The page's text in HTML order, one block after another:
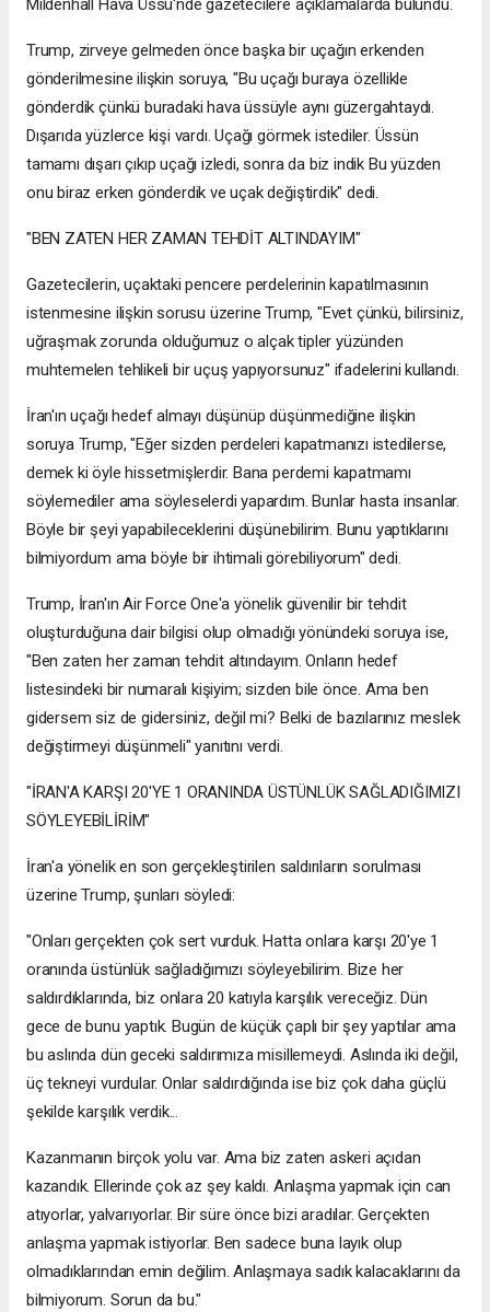
Mildenhall Hava Üssü'nde gazetecilere açıklamalarda bulundu.
Trump, zirveye gelmeden önce başka bir uçağın erkenden
gönderilmesine ilişkin soruya, "Bu uçağı buraya özellikle
gönderdik çünkü buradaki hava üssüyle aynı güzergahtaydı.
Dışarıda yüzlerce kişi vardı. Uçağı görmek istediler. Üssün
tamamı dışarı çıkıp uçağı izledi, sonra da biz indik Bu yüzden
onu biraz erken gönderdik ve uçak değiştirdik" dedi.
"BEN ZATEN HER ZAMAN TEHDİT ALTINDAYIM"
Gazetecilerin, uçaktaki pencere perdelerinin kapatılmasının
istenmesine ilişkin sorusu üzerine Trump, "Evet çünkü, bilirsiniz,
uğraşmak zorunda olduğumuz o alçak tipler yüzünden
muhtemelen tehlikeli bir uçuş yapıyorsunuz" ifadelerini kullandı.
İran'ın uçağı hedef almayı düşünüp düşünmediğine ilişkin
soruya Trump, "Eğer sizden perdeleri kapatmanızı istedilerse,
demek ki öyle hissetmişlerdir. Bana perdemi kapatmamı
söylemediler ama söyleselerdi yapardım. Bunlar hasta insanlar.
Böyle bir şeyi yapabileceklerini düşünebilirim. Bunu yaptıklarını
bilmiyordum ama böyle bir ihtimali görebiliyorum" dedi.
Trump, İran'ın Air Force One'a yönelik güvenilir bir tehdit
oluşturduğuna dair bilgisi olup olmadığı yönündeki soruya ise,
"Ben zaten her zaman tehdit altındayım. Onların hedef
listesindeki bir numaralı kişiyim; sizden bile önce. Ama ben
gidersem siz de gidersiniz, değil mi? Belki de bazılarınız meslek
değiştirmeyi düşünmeli" yanıtını verdi.
"İRAN'A KARŞI 20'YE 1 ORANINDA ÜSTÜNLÜK SAĞLADIĞIMIZI
SÖYLEYEBİLİRİM"
İran'a yönelik en son gerçekleştirilen saldırıların sorulması
üzerine Trump, şunları söyledi:
"Onları gerçekten çok sert vurduk. Hatta onlara karşı 20'ye 1
oranında üstünlük sağladığımızı söyleyebilirim. Bize her
saldırdıklarında, biz onlara 20 katıyla karşılık vereceğiz. Dün
gece de bunu yaptık. Bugün de küçük çaplı bir şey yaptılar ama
bu aslında dün geceki saldırımıza misillemeydi. Aslında iki değil,
üç tekneyi vurdular. Onlar saldırdığında ise biz çok daha güçlü
şekilde karşılık verdik...
Kazanmanın birçok yolu var. Ama biz zaten askeri açıdan
kazandık. Ellerinde çok az şey kaldı. Anlaşma yapmak için can
atıyorlar, yalvarıyorlar. Bir süre önce bizi aradılar. Gerçekten
anlaşma yapmak istiyorlar. Ben sadece buna layık olup
olmadıklarından emin değilim. Anlaşmaya sadık kalacaklarını da
bilmiyorum. Sorun da bu."